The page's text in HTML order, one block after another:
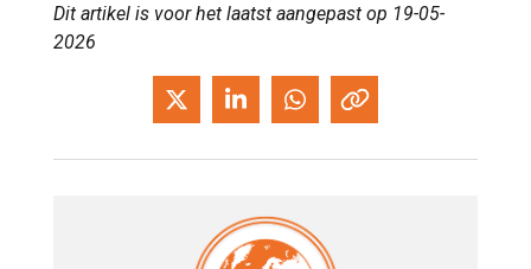
Dit artikel is voor het laatst aangepast op 19-05-
2026